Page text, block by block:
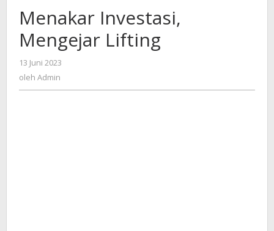
Lifting
Menakar Investasi,
Mengejar Lifting
13 Juni 2023
oleh Admin